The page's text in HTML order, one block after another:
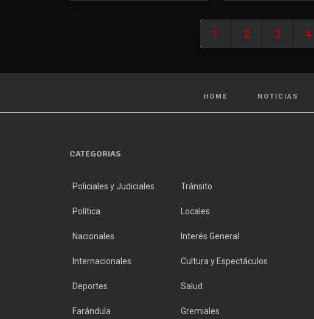
1 2 3 4
HOME NOTICIAS
CATEGORIAS
Policiales y Judiciales Tránsito
Política Locales
Nacionales Interés General
Internacionales Cultura y Espectáculos
Deportes Salud
Farándula Gremiales